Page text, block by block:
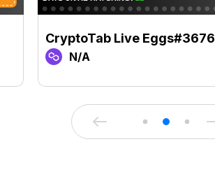
CryptoTab Live Eggs#3676
N/A